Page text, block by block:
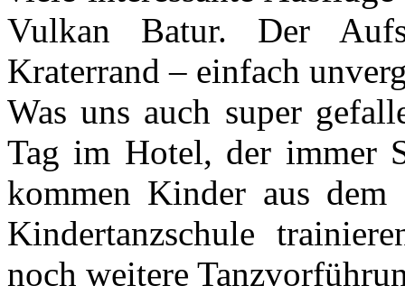
Vulkan Batur. Der
Kraterrand – einfach
Was uns auch super
Tag im Hotel, der immer
kommen Kinder aus
Kindertanzschule
noch weitere